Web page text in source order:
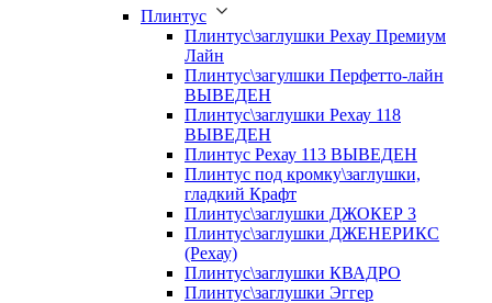
Плинтус
Плинтус\заглушки Рехау Премиум
Лайн
Плинтус\загулшки Перфетто-лайн
ВЫВЕДЕН
Плинтус\заглушки Рехау 118
ВЫВЕДЕН
Плинтус Рехау 113 ВЫВЕДЕН
Плинтус под кромку\заглушки,
гладкий Крафт
Плинтус\заглушки ДЖОКЕР 3
Плинтус\заглушки ДЖЕНЕРИКС
(Рехау)
Плинтус\заглушки КВАДРО
Плинтус\заглушки Эггер